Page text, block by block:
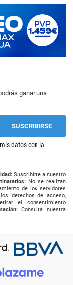
ganar una
datos con la
Suscribirte a nuestro
No se realizan
de los servidores
derechos de acceso,
el consentimiento
Consulta nuestra